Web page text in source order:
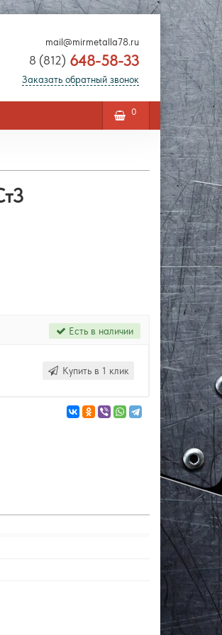
mail@mirmetalla78.ru
8 (812) 648-58-33
Заказать обратный звонок
0
Есть в наличии
Купить в 1 клик